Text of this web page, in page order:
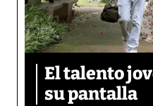
El talento
su pantalla​